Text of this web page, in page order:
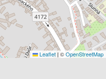
Leaflet | ©OpenStreetMap